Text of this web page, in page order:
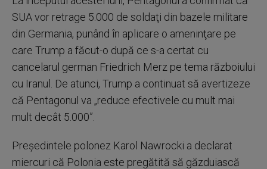
SUA vor retrage 5.000 de soldaţi din bazele militare
din Germania, punând în aplicare o ameninţare pe
care Trump a făcut-o după ce s-a certat cu
cancelarul german Friedrich Merz pe tema războiului
cu Iranul. De atunci, Trump a continuat să avertizeze
că Pentagonul va „reduce efectivele cu mult mai
mult decât 5.000”.
Preşedintele polonez Karol Nawrocki a declarat
miercuri că Polonia este pregătită să găzduiască